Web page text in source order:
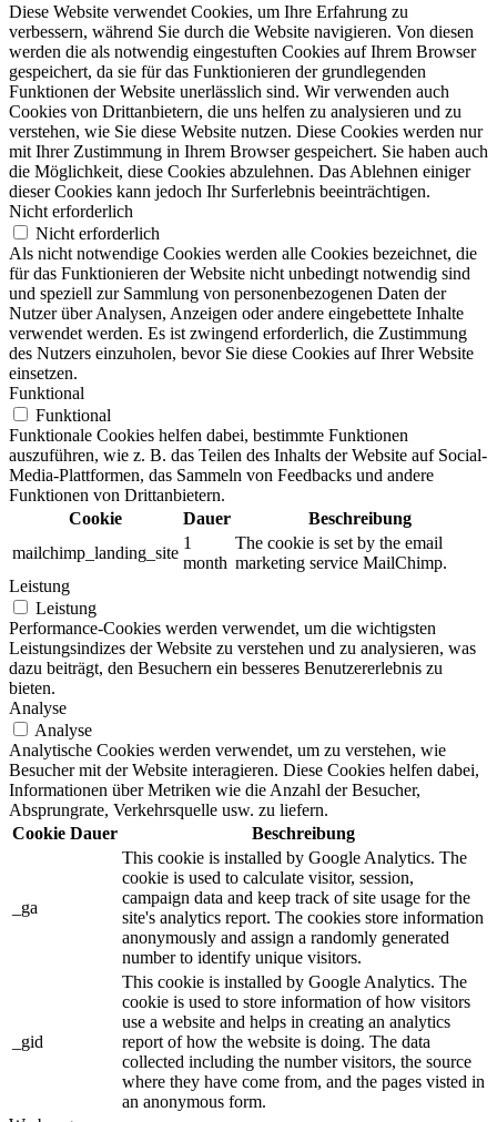
Diese Website verwendet Cookies, um Ihre Erfahrung zu
verbessern, während Sie durch die Website navigieren. Von diesen
werden die als notwendig eingestuften Cookies auf Ihrem Browser
gespeichert, da sie für das Funktionieren der grundlegenden
Funktionen der Website unerlässlich sind. Wir verwenden auch
Cookies von Drittanbietern, die uns helfen zu analysieren und zu
verstehen, wie Sie diese Website nutzen. Diese Cookies werden nur
mit Ihrer Zustimmung in Ihrem Browser gespeichert. Sie haben auch
die Möglichkeit, diese Cookies abzulehnen. Das Ablehnen einiger
dieser Cookies kann jedoch Ihr Surferlebnis beeinträchtigen.
Nicht erforderlich
Nicht erforderlich
Als nicht notwendige Cookies werden alle Cookies bezeichnet, die
für das Funktionieren der Website nicht unbedingt notwendig sind
und speziell zur Sammlung von personenbezogenen Daten der
Nutzer über Analysen, Anzeigen oder andere eingebettete Inhalte
verwendet werden. Es ist zwingend erforderlich, die Zustimmung
des Nutzers einzuholen, bevor Sie diese Cookies auf Ihrer Website
einsetzen.
Funktional
Funktional
Funktionale Cookies helfen dabei, bestimmte Funktionen
auszuführen, wie z. B. das Teilen des Inhalts der Website auf Social-
Media-Plattformen, das Sammeln von Feedbacks und andere
Funktionen von Drittanbietern.
Cookie
Dauer
Beschreibung
mailchimp_landing_site
1
month
The cookie is set by the email
marketing service MailChimp.
Leistung
Leistung
Performance-Cookies werden verwendet, um die wichtigsten
Leistungsindizes der Website zu verstehen und zu analysieren, was
dazu beiträgt, den Besuchern ein besseres Benutzererlebnis zu
bieten.
Analyse
Analyse
Analytische Cookies werden verwendet, um zu verstehen, wie
Besucher mit der Website interagieren. Diese Cookies helfen dabei,
Informationen über Metriken wie die Anzahl der Besucher,
Absprungrate, Verkehrsquelle usw. zu liefern.
Cookie Dauer Beschreibung
_ga
This cookie is installed by Google Analytics. The
cookie is used to calculate visitor, session,
campaign data and keep track of site usage for the
site's analytics report. The cookies store information
anonymously and assign a randomly generated
number to identify unique visitors.
_gid
This cookie is installed by Google Analytics. The
cookie is used to store information of how visitors
use a website and helps in creating an analytics
report of how the website is doing. The data
collected including the number visitors, the source
where they have come from, and the pages visted in
an anonymous form.